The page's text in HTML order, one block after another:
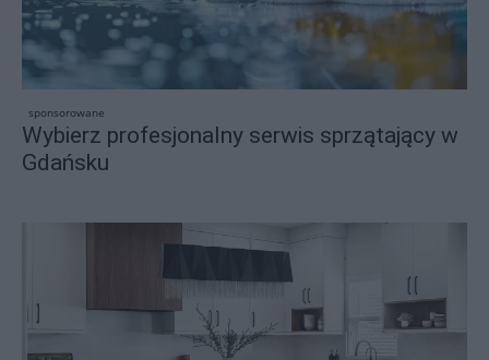
sponsorowane
Wybierz profesjonalny serwis sprzątający w
Gdańsku